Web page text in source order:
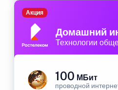
Домашний
Технологии
Акция
100 МБит
проводной